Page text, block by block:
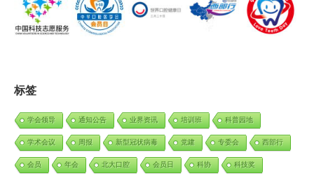
标签
学会领导 通知公告 业界资讯 培训班 科普园地
学术会议 周报 新型冠状病毒 党建 专委会 西部行
会员 年会 北大口腔 会员日 科协 科技奖